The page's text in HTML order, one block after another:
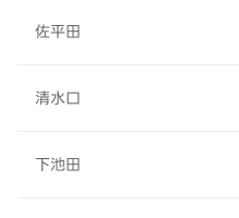
佐平田
清水口
下池田